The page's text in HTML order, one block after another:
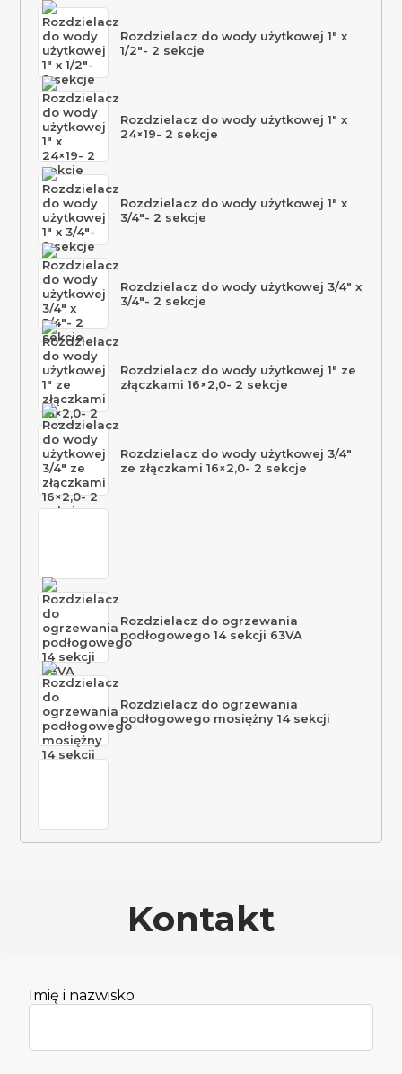
Rozdzielacz do wody użytkowej 1″ x
1/2″- 2 sekcje
Rozdzielacz do wody użytkowej 1″ x
24×19- 2 sekcje
Rozdzielacz do wody użytkowej 1″ x
3/4″- 2 sekcje
Rozdzielacz do wody użytkowej 3/4″ x
3/4″- 2 sekcje
Rozdzielacz do wody użytkowej 1″ ze
złączkami 16×2,0- 2 sekcje
Rozdzielacz do wody użytkowej 3/4″
ze złączkami 16×2,0- 2 sekcje
Rozdzielacz do ogrzewania
podłogowego 14 sekcji 63VA
Rozdzielacz do ogrzewania
podłogowego mosiężny 14 sekcji
Kontakt
Imię i nazwisko